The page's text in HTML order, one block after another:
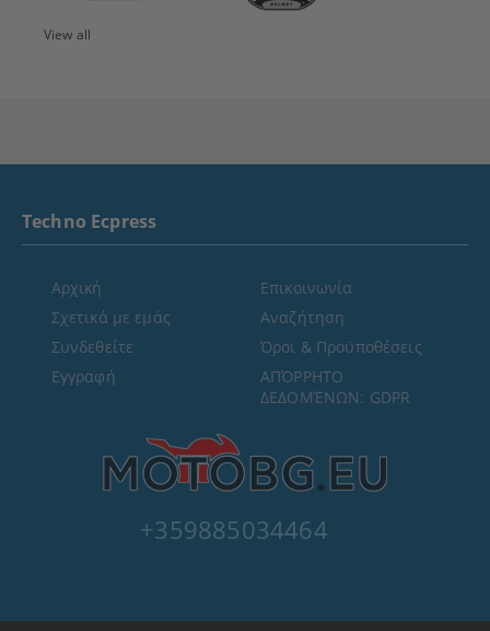
View all
+359885034464
Techno Ecpress
Αρχική
Σχετικά με εμάς
Συνδεθείτε
Εγγραφή
Επικοινωνία
Αναζήτηση
Όροι & Προϋποθέσεις
ΑΠΌΡΡΗΤΟ
ΔΕΔΟΜΈΝΩΝ: GDPR